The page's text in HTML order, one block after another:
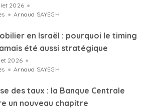
2026 ●
● Arnaud SAYEGH
en Israël : pourquoi le timing
été aussi stratégique
2026 ●
● Arnaud SAYEGH
des taux : la Banque Centrale
un nouveau chapitre